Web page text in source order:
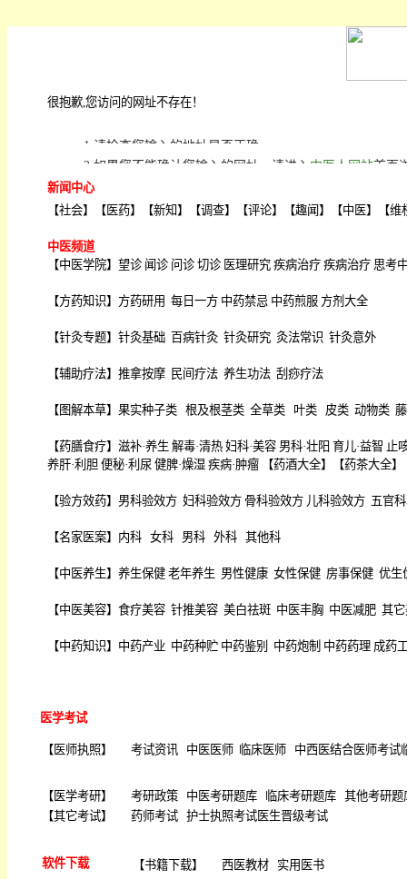
很抱歉,您访问的网址不存在！
1.请检查您输入的地址是否正确;
2.如果您不能确认您输入的网址，请进入 中医人网站首页
新闻中心
【社会】【 医药】【新知 】【调查】【评论】【趣闻 】【中医】【维
中医频道
【中医学院】 望诊 闻诊 问诊 切诊 医理研究 疾病治疗 疾病治疗 思考
【方药知识】 方药研用 每日一方 中药禁忌 中药煎服 方剂大全
【针灸专题】 针灸基础 百病针灸 针灸研究 灸法常识 针灸意外
【辅助疗法】 推拿按摩 民间疗法 养生功法 刮痧疗法
【 图解本草】 果实种子类 根及根茎类 全草类 叶类 皮类 动物类
【药膳食疗】 滋补·养生 解毒·清热 妇科·美容 男科·壮阳 育儿·益智 止
养肝·利胆 便秘·利尿 健脾·燥湿 疾病·肿瘤【药酒大全】【药茶大全】
【验方效药】 男科验效方 妇科验效方 骨科验效方 儿科验效方 五官
【名家医案】 内科 女科 男科 外科 其他科
【中医养生】 养生保健 老年养生 男性健康 女性保健 房事保健 优生
【中医美容】 食疗美容 针推美容 美白祛斑 中医丰胸 中医减肥 其
【中药知识】 中药产业 中药种贮 中药鉴别 中药炮制 中药药理 成药
医学考试
【 医师执照】 考试资讯 中医医师 临床医师 中西医结合医师考试
【 医学考研】 考研政策 中医考研题库 临床考研题库 其他考研题
【其它考试】 药师考试 护士执照考试 医生晋级考试
软件下载 【书籍下载】 西医教材
实用医书